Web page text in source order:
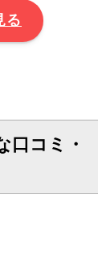
る
口コミ・